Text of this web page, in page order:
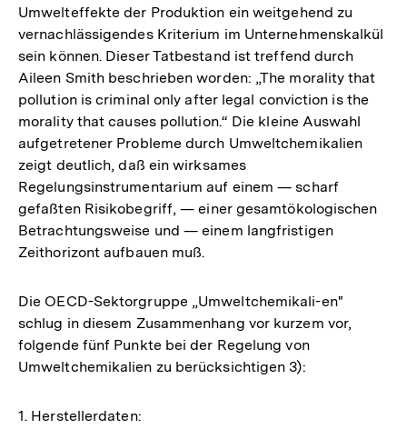
Umwelteffekte der Produktion ein weitgehend zu
vernachlässigendes Kriterium im Unternehmenskalkül
sein können. Dieser Tatbestand ist treffend durch
Aileen Smith beschrieben worden: „The morality that
pollution is criminal only after legal conviction is the
morality that causes pollution.“ Die kleine Auswahl
aufgetretener Probleme durch Umweltchemikalien
zeigt deutlich, daß ein wirksames
Regelungsinstrumentarium auf einem — scharf
gefaßten Risikobegriff, — einer gesamtökologischen
Betrachtungsweise und — einem langfristigen
Zeithorizont aufbauen muß.
Die OECD-Sektorgruppe „Umweltchemikali-en"
schlug in diesem Zusammenhang vor kurzem vor,
folgende fünf Punkte bei der Regelung von
Umweltchemikalien zu berücksichtigen 3):
1. Herstellerdaten: